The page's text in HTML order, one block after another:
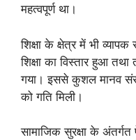
महत्वपूर्ण था।
शिक्षा के क्षेत्र में भी
शिक्षा का विस्तार हुआ तथा
गया। इससे कुशल मानव
को गति मिली।
सामाजिक सुरक्षा के अंतर्गत